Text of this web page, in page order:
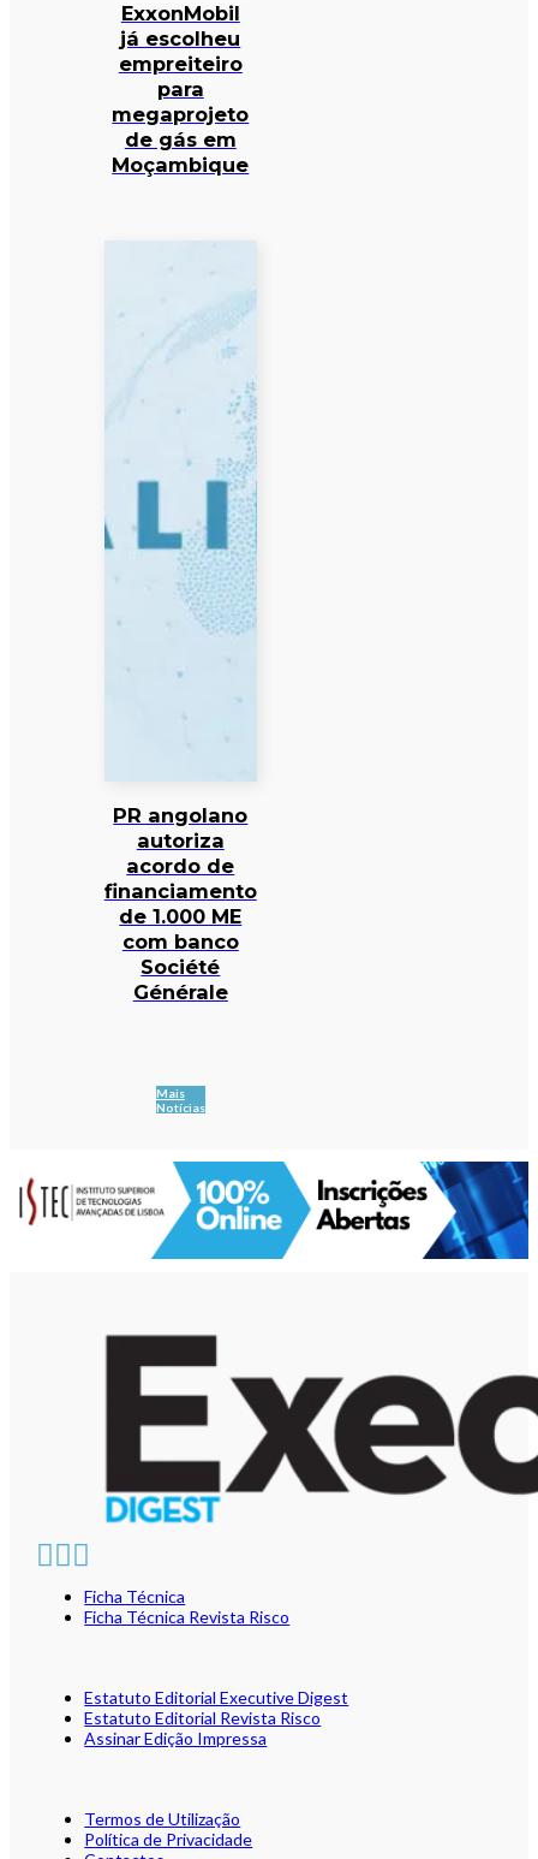
ExxonMobil
já escolheu
empreiteiro
para
megaprojeto
de gás em
Moçambique
PR angolano
autoriza
acordo de
financiamento
de 1.000 ME
com banco
Société
Générale
Mais
Notícias
Ficha Técnica
Ficha Técnica Revista Risco
Estatuto Editorial Executive Digest
Estatuto Editorial Revista Risco
Assinar Edição Impressa
Termos de Utilização
Política de Privacidade